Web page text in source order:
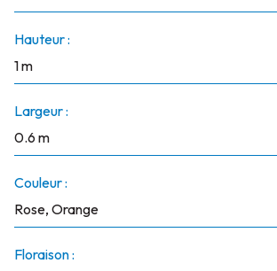
Hauteur :
1 m
Largeur :
0.6 m
Couleur :
Rose, Orange
Floraison :